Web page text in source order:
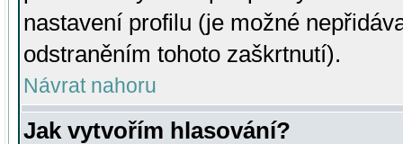
nastavení profilu (je možné
odstraněním tohoto zaškrtnutí).
Návrat nahoru
Jak vytvořím hlasování?